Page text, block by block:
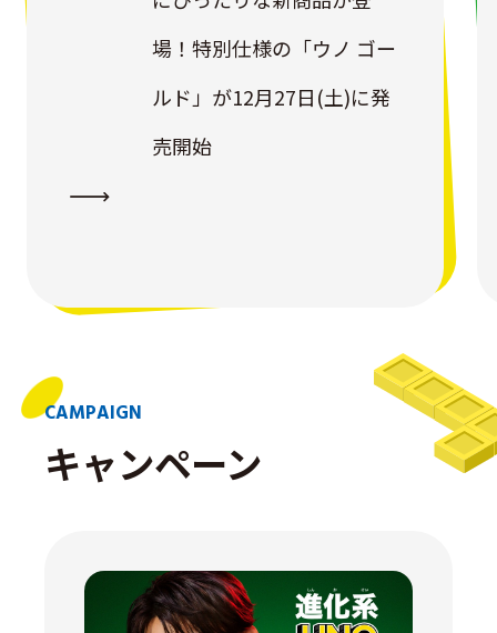
場！特別仕様の「ウノ ゴー
ルド」が12月27日(土)に発
売開始
CAMPAIGN
キャンペーン